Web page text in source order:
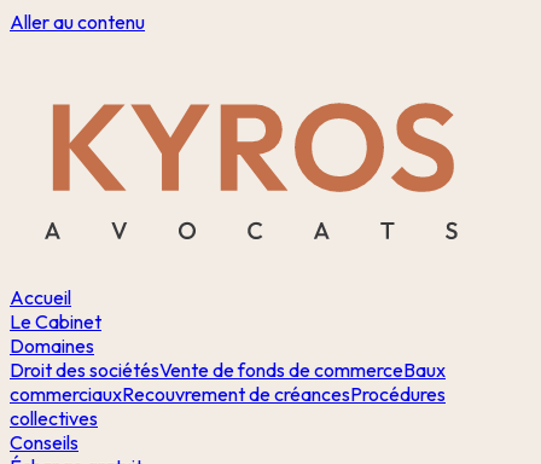
Aller au contenu
Accueil
Le Cabinet
Domaines
Droit des sociétésVente de fonds de commerceBaux
commerciauxRecouvrement de créancesProcédures
collectives
Conseils